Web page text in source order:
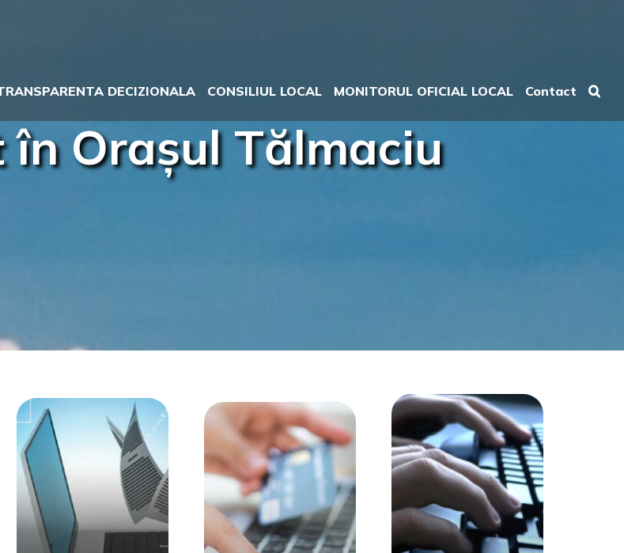
DECIZIONALA CONSILIUL LOCAL MONITORUL OFICIAL LOCAL Contact
în Orașul Tălmaciu